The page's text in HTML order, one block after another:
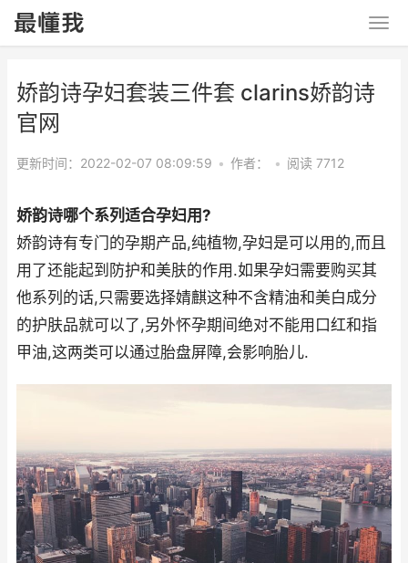
娇韵诗孕妇套装三件套 clarins娇韵诗
官网
更新时间：2022-02-07 08:09:59 • 作者： • 阅读 7712
娇韵诗哪个系列适合孕妇用?
娇韵诗有专门的孕期产品,纯植物,孕妇是可以用的,而且
用了还能起到防护和美肤的作用.如果孕妇需要购买其
他系列的话,只需要选择婧麒这种不含精油和美白成分
的护肤品就可以了,另外怀孕期间绝对不能用口红和指
甲油,这两类可以通过胎盘屏障,会影响胎儿.